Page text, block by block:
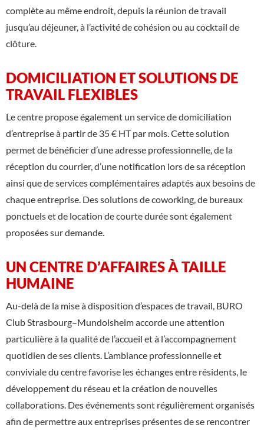
complète au même endroit, depuis la réunion de travail
jusqu’au déjeuner, à l’activité de cohésion ou au cocktail de
clôture.
DOMICILIATION ET SOLUTIONS DE
TRAVAIL FLEXIBLES
Le centre propose également un service de domiciliation
d’entreprise à partir de 35 € HT par mois. Cette solution
permet de bénéficier d’une adresse professionnelle, de la
réception du courrier, d’une notification lors de sa réception
ainsi que de services complémentaires adaptés aux besoins de
chaque entreprise. Des solutions de coworking, de bureaux
ponctuels et de location de courte durée sont également
proposées sur demande.
UN CENTRE D’AFFAIRES À TAILLE
HUMAINE
Au-delà de la mise à disposition d’espaces de travail, BURO
Club Strasbourg–Mundolsheim accorde une attention
particulière à la qualité de l’accueil et à l’accompagnement
quotidien de ses clients. L’ambiance professionnelle et
conviviale du centre favorise les échanges entre résidents, le
développement du réseau et la création de nouvelles
collaborations. Des événements sont régulièrement organisés
afin de permettre aux entreprises présentes de se rencontrer